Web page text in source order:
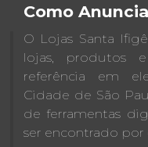
Como
O Lojas Santa
lojas, produtos
referência em
Cidade de São
de ferramentas
ser encontrado por